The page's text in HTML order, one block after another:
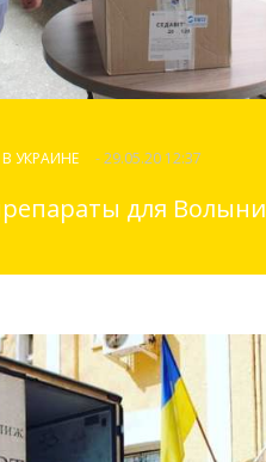
УКРАИНЕ - 29.05.20 12:37
для Волыни